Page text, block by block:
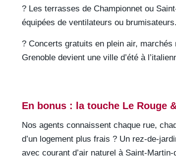
? Les terrasses de Championnet ou
équipées de ventilateurs ou brumisateurs.
? Concerts gratuits en plein air,
Grenoble devient une ville d’été à
En bonus : la touche Le Rouge
Nos agents connaissent chaque rue,
d’un logement plus frais ? Un rez-de-
avec courant d’air naturel à Saint-